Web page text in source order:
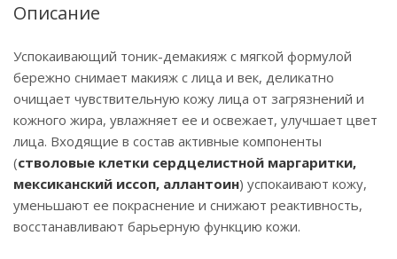
Описание
Успокаивающий тоник-демакияж с мягкой формулой
бережно снимает макияж с лица и век, деликатно
очищает чувствительную кожу лица от загрязнений и
кожного жира, увлажняет ее и освежает, улучшает цвет
лица. Входящие в состав активные компоненты
(стволовые клетки сердцелистной маргаритки,
мексиканский иссоп, аллантоин) успокаивают кожу,
уменьшают ее покраснение и снижают реактивность,
восстанавливают барьерную функцию кожи.